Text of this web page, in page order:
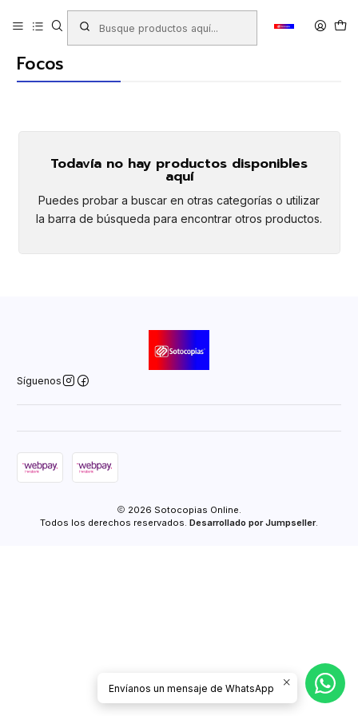
Productos FERRETERÍA Electricidad - Iluminación
Focos
Todavía no hay productos disponibles
aquí
Puedes probar a buscar en otras categorías o utilizar
la barra de búsqueda para encontrar otros productos.
Síguenos
2026 Sotocopias Online.
Todos los derechos reservados. Desarrollado por Jumpseller.
Envíanos un mensaje de WhatsApp